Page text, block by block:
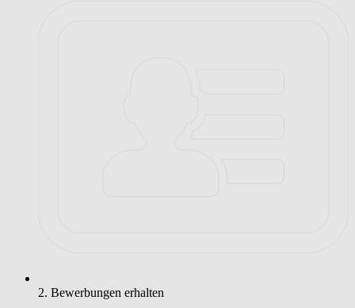
2. Bewerbungen erhalten